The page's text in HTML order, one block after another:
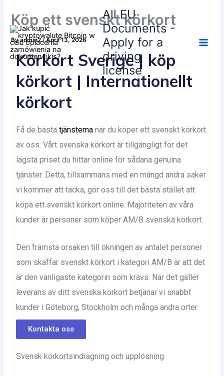
content
All EU
Documents -
Apply for a
driving
license
Köp ett svenskt körkort
Byadmin2/April 13, 2026
Körkort Sverige | köp
körkort | Internationellt
körkort
Få de bästatjänsternanär du köper ett svenskt körkort
av oss. Vårt svenska körkort är tillgängligt för det
lägsta priset du hittar online för sådana genuina
tjänster. Detta, tillsammans med en mängd andra saker
vi kommer att täcka, gör oss till det bästa stället att
köpa ett svenskt körkort online. Majoriteten av våra
kunder är personer som köper AM/B svenska körkort.
Den främsta orsaken till ökningen av antalet personer
som skaffar svenskt körkort i kategori AM/B är att det
är den vanligaste kategorin som krävs. När det gäller
leverans av ditt svenska körkort betjänar vi snabbt
kunder i Göteborg, Stockholm och många andra orter.
Kontakta oss
Svensk körkortsindragning och upplösning